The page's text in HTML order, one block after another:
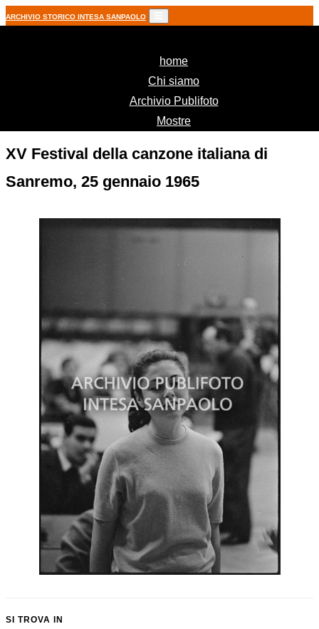
ARCHIVIO STORICO INTESA SANPAOLO
home(current)
Chi siamo
Archivio Publifoto
Mostre
XV Festival della canzone italiana di
Sanremo, 25 gennaio 1965
SI TROVA IN